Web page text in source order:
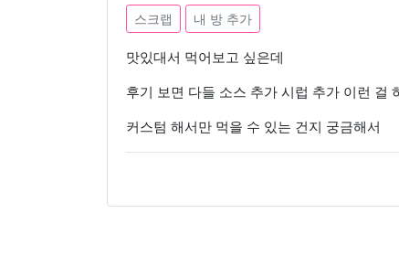
스크랩 내 방 추가
맛있대서 먹어보고 싶은데
후기 보면 다들 소스 추가 시럽 추가 이런 걸
커스텀 해서만 먹을 수 있는 건지 궁금해서